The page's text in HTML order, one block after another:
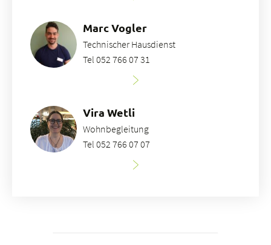
Marc Vogler
Technischer Hausdienst
Tel 052 766 07 31
Vira Wetli
Wohnbegleitung
Tel 052 766 07 07